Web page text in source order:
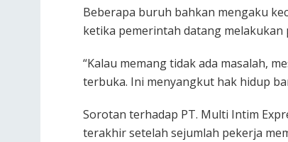
Beberapa buruh bahkan mengaku
ketika pemerintah datang melakukan
“Kalau memang tidak ada masalah,
terbuka. Ini menyangkut hak hidup
Sorotan terhadap PT. Multi Intim
terakhir setelah sejumlah pekerja